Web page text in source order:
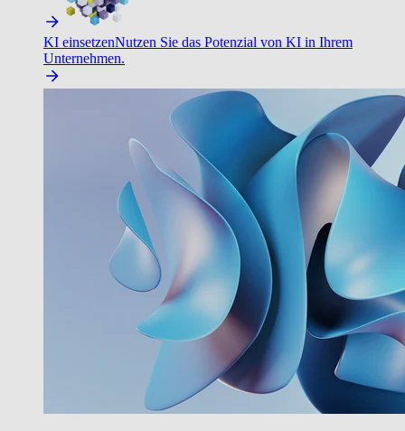
KI einsetzenNutzen Sie das Potenzial von KI in Ihrem
Unternehmen.